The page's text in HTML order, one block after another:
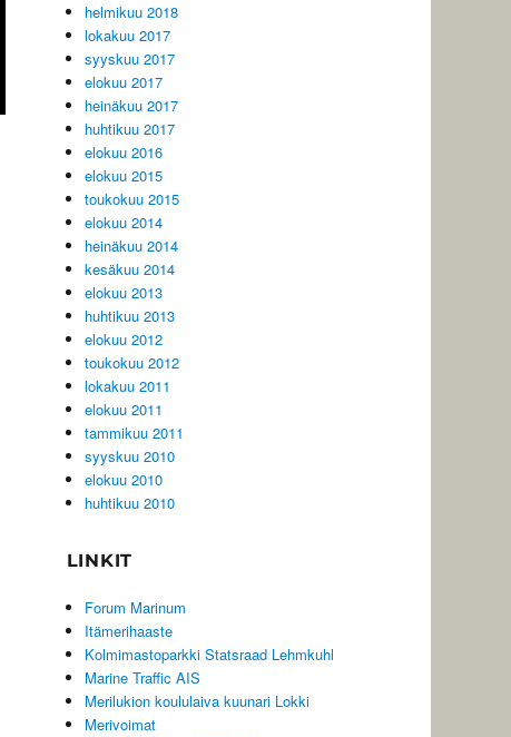
helmikuu 2018
lokakuu 2017
syyskuu 2017
elokuu 2017
heinäkuu 2017
huhtikuu 2017
elokuu 2016
elokuu 2015
toukokuu 2015
elokuu 2014
heinäkuu 2014
kesäkuu 2014
elokuu 2013
huhtikuu 2013
elokuu 2012
toukokuu 2012
lokakuu 2011
elokuu 2011
tammikuu 2011
syyskuu 2010
elokuu 2010
huhtikuu 2010
LINKIT
Forum Marinum
Itämerihaaste
Kolmimastoparkki Statsraad Lehmkuhl
Marine Traffic AIS
Merilukion koululaiva kuunari Lokki
Merivoimat